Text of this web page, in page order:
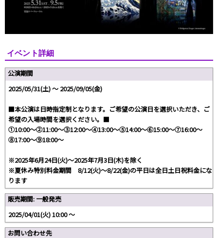
イベント詳細
公演期間
2025/05/31(土) 〜 2025/09/05(金)
■本公演は日時指定制となります。ご希望の公演日を選択いただき、ご
希望の入場時間を選択ください。■
①10:00～②11:00～③12:00～④13:00～⑤14:00～⑥15:00～⑦16:00～
⑧17:00～⑨18:00～
※2025年6月24日(火)～2025年7月3日(木)を除く
※夏休み特別料金期間 8/12(火)～8/22(金)の平日は全日土日祝料金にな
ります
販売期間: 一般発売
2025/04/01(火) 10:00 〜
お問い合わせ先